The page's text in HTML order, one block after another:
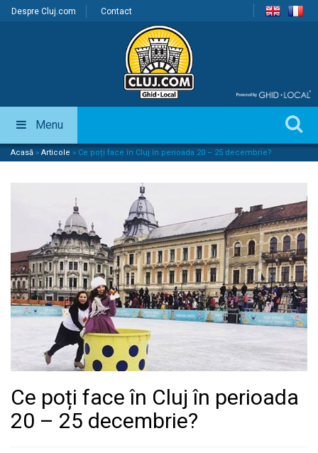
Despre Cluj.com Contact
Menu
Acasă » Articole » Ce poți face în Cluj în perioada 20 – 25 decembrie?
Ce poți face în Cluj în perioada
20 – 25 decembrie?